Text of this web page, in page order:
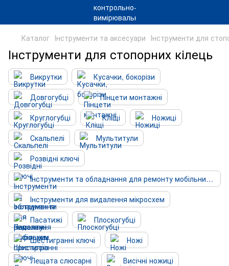
Каталог Інструменти та аксесуари Інструменти для
Інструменти для стопорних кілець
Викрутки
Кусачки, бокорізи
Довгогубці
Пінцети монтажні
Круглогубці
Кліщі
Ножиці
Скальпелі
Мультитули
Розвідні ключі
Інструменти та обладнання для ремонту мобільних пристроїв
Інструменти для видалення мікросхем
Пасатижі
Плоскогубці
Шестигранні ключі
Ножі
Лещата слюсарні
Висічні ножиці